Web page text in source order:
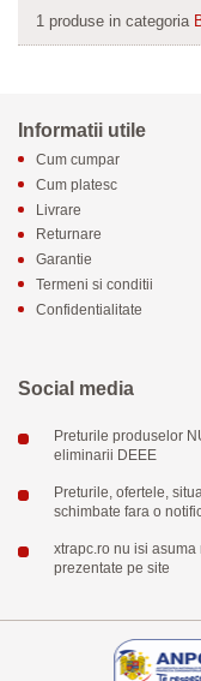
1 produse in categoria
Informatii utile
Cum cumpar
Cum platesc
Livrare
Returnare
Garantie
Termeni si conditii
Confidentialitate
Social media
Preturile produselor
eliminarii DEEE
Preturile, ofertele,
schimbate fara o
xtrapc.ro nu isi
prezentate pe site